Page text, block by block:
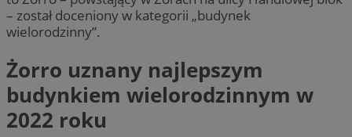
– został doceniony w kategorii „budynek
wielorodzinny”.
Żorro uznany najlepszym
budynkiem wielorodzinnym w
2022 roku